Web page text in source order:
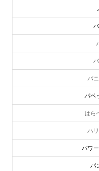
バ
パペ
はら
ハ
パワ
パ